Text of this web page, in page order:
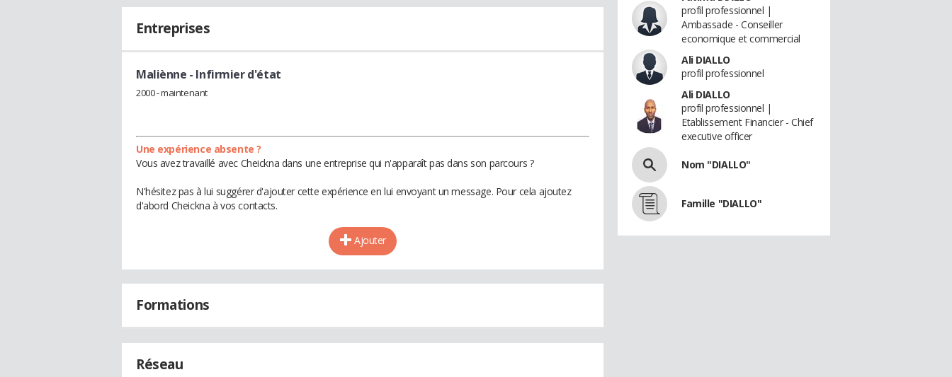
Entreprises
Maliènne - Infirmier d'état
2000 - maintenant
Une expérience absente ?
Vous avez travaillé avec Cheickna dans une entreprise qui n'apparaît pas dans son parcours ?
N'hésitez pas à lui suggérer d'ajouter cette expérience en lui envoyant un message. Pour cela ajoutez
d'abord Cheickna à vos contacts.
Ajouter
Formations
Réseau
profil professionnel |
Ambassade - Conseiller
economique et commercial
Ali DIALLO
profil professionnel
Ali DIALLO
profil professionnel |
Etablissement Financier - Chief
executive officer
Nom "DIALLO"
Famille "DIALLO"